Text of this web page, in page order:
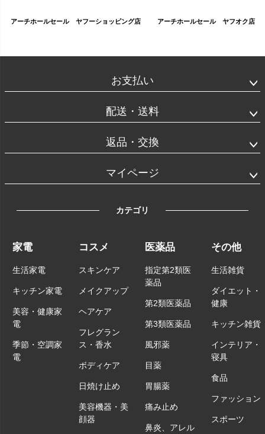
アーチホールセール ヤフーショッピング店 アーチホールセール ヤフオク店
お支払い
配送・送料
返品・交換
マイページ
カテゴリ
家電
生活家電
キッチン家電
美容・健康家
電
季節・空調家
電
コスメ
スキンケア
メイクアップ
ヘアケア
フレグラン
ス・香水
ボディケア
日焼け止め
美容機器・美
顔器
医薬品
指定第2類医
薬品
第2類医薬品
第3類医薬品
風邪薬
目薬
胃腸薬
痛み止め
鼻炎、アレル
その他
生活雑貨
ダイエット・
健康
キッチン雑貨
インテリア・
寝具
食品
ファッション
スポーツ